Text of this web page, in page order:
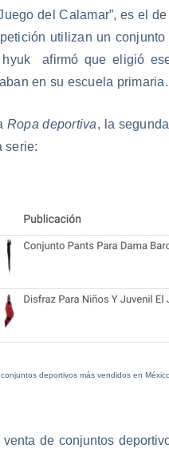
del Calamar”, es el
utilizan un
afirmó que eligió
en su escuela primaria.
Ropa deportiva, la
serie:
deportivos más vendidos en
de conjuntos